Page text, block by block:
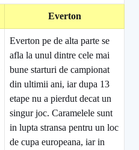
Everton
Everton pe de alta parte se
afla la unul dintre cele mai
bune starturi de campionat
din ultimii ani, iar dupa 13
etape nu a pierdut decat un
singur joc. Caramelele sunt
in lupta stransa pentru un loc
de cupa europeana, iar in